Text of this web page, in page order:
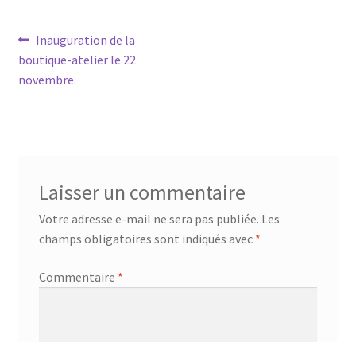
Navigation
de
Article
précédent :
Inauguration de la
boutique-atelier le 22
novembre.
Laisser un commentaire
Votre adresse e-mail ne sera pas publiée. Les
champs obligatoires sont indiqués avec *
Commentaire *